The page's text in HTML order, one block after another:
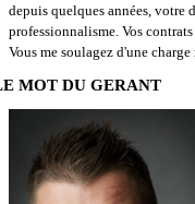
depuis quelques années,
professionnalisme. Vos
Vous me soulagez d'une
MOT DU GERANT